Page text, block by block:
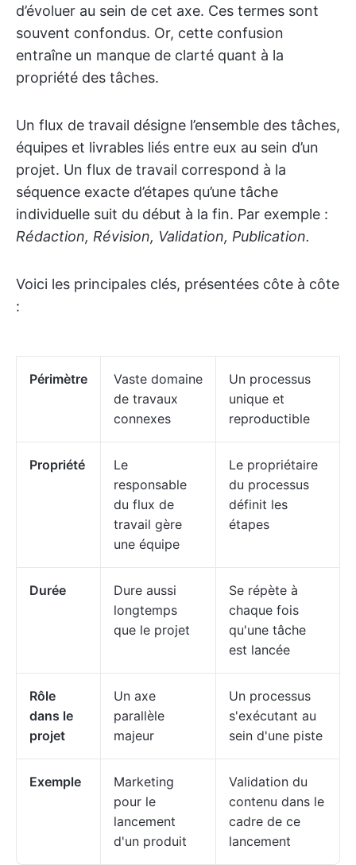
d’évoluer au sein de cet axe. Ces termes sont
souvent confondus. Or, cette confusion
entraîne un manque de clarté quant à la
propriété des tâches.
Un flux de travail désigne l’ensemble des tâches,
équipes et livrables liés entre eux au sein d’un
projet. Un flux de travail correspond à la
séquence exacte d’étapes qu’une tâche
individuelle suit du début à la fin. Par exemple :
Rédaction, Révision, Validation, Publication.
Voici les principales clés, présentées côte à côte
:
Périmètre
Vaste domaine
de travaux
connexes
Un processus
unique et
reproductible
Propriété
Le
responsable
du flux de
travail gère
une équipe
Le propriétaire
du processus
définit les
étapes
Durée
Dure aussi
longtemps
que le projet
Se répète à
chaque fois
qu'une tâche
est lancée
Rôle
dans le
projet
Un axe
parallèle
majeur
Un processus
s'exécutant au
sein d'une piste
Exemple
Marketing
pour le
lancement
d'un produit
Validation du
contenu dans le
cadre de ce
lancement